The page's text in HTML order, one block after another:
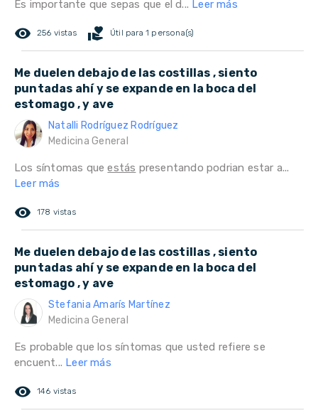
Es importante que sepas que el d... Leer más
remove_red_eye 256 vistas volunteer_activism Útil para 1 persona(s)
Me duelen debajo de las costillas , siento
puntadas ahí y se expande en la boca del
estomago , y ave
Natalli Rodríguez Rodríguez
Medicina General
Los síntomas queestás presentando podrian estar a...
Leer más
remove_red_eye 178 vistas
Me duelen debajo de las costillas , siento
puntadas ahí y se expande en la boca del
estomago , y ave
Stefania Amarís Martínez
Medicina General
Es probable que los síntomas que usted refiere se
encuent... Leer más
remove_red_eye 146 vistas